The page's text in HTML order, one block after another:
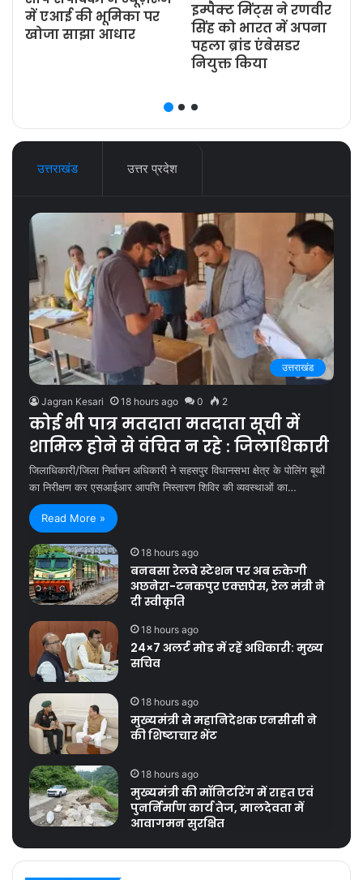
में एआई की भूमिका पर
खोजा साझा आधार
इम्पैक्ट मिंट्स ने रणवीर
सिंह को भारत में अपना
पहला ब्रांड एंबेसडर
नियुक्त किया
उत्तराखंड उत्तर प्रदेश
उत्तराखंड
Jagran Kesari 18 hours ago 0 2
कोई भी पात्र मतदाता मतदाता सूची में
शामिल होने से वंचित न रहे : जिलाधिकारी
जिलाधिकारी/जिला निर्वाचन अधिकारी ने सहसपुर विधानसभा क्षेत्र के पोलिंग बूथों
का निरीक्षण कर एसआईआर आपत्ति निस्तारण शिविर की व्यवस्थाओं का…
Read More »
18 hours ago
बनबसा रेलवे स्टेशन पर अब रुकेगी
अछनेरा-टनकपुर एक्सप्रेस, रेल मंत्री ने
दी स्वीकृति
18 hours ago
24×7 अलर्ट मोड में रहें अधिकारी: मुख्य
सचिव
18 hours ago
मुख्यमंत्री से महानिदेशक एनसीसी ने
की शिष्टाचार भेंट
18 hours ago
मुख्यमंत्री की मॉनिटरिंग में राहत एवं
पुनर्निर्माण कार्य तेज, मालदेवता में
आवागमन सुरक्षित